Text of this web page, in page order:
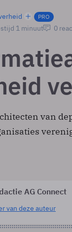
PRO
1 minuut 0
van
AG Connect
van deze auteur